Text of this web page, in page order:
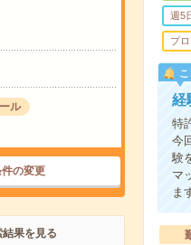
ル
の変更
果を見る
週5
プ
経
特
今
験
マ
ま